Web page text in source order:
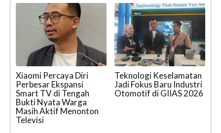
Xiaomi Percaya Diri
Perbesar Ekspansi
Smart TV di Tengah
Bukti Nyata Warga
Masih Aktif Menonton
Televisi
Teknologi Keselamatan
Jadi Fokus Baru Industri
Otomotif di GIIAS 2026